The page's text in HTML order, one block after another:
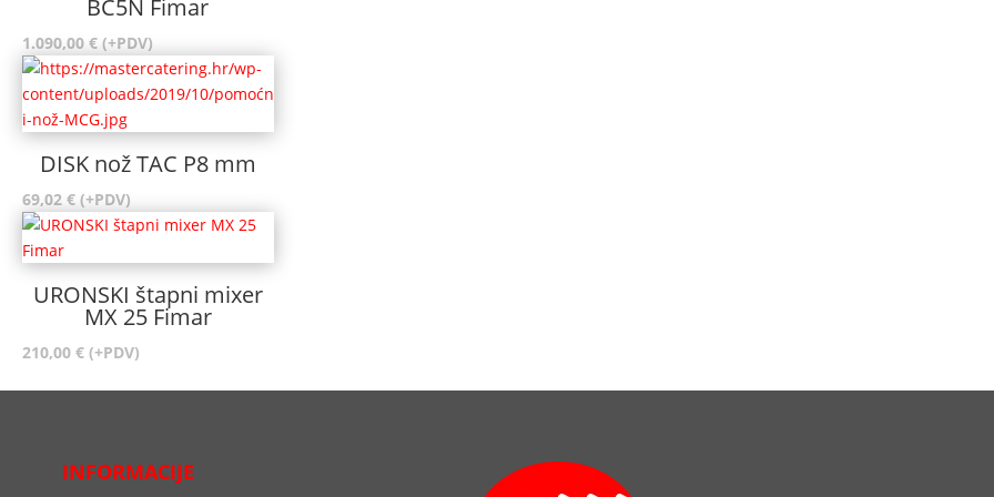
BC5N Fimar
1.090,00 € (+PDV)
DISK nož TAC P8 mm
69,02 € (+PDV)
URONSKI štapni mixer
MX 25 Fimar
210,00 € (+PDV)
INFORMACIJE